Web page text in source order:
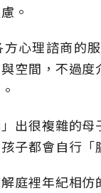
。
心理諮商的
空間，不過
出很複雜的
子都會自行「
庭裡年紀相